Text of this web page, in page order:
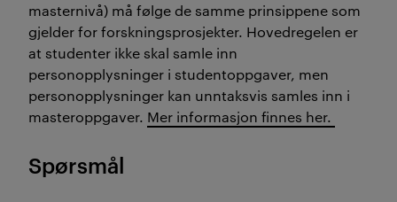
masternivå) må følge de samme prinsippene som
gjelder for forskningsprosjekter. Hovedregelen er
at studenter ikke skal samle inn
personopplysninger i studentoppgaver, men
personopplysninger kan unntaksvis samles inn i
masteroppgaver. Mer informasjon finnes her.
Spørsmål